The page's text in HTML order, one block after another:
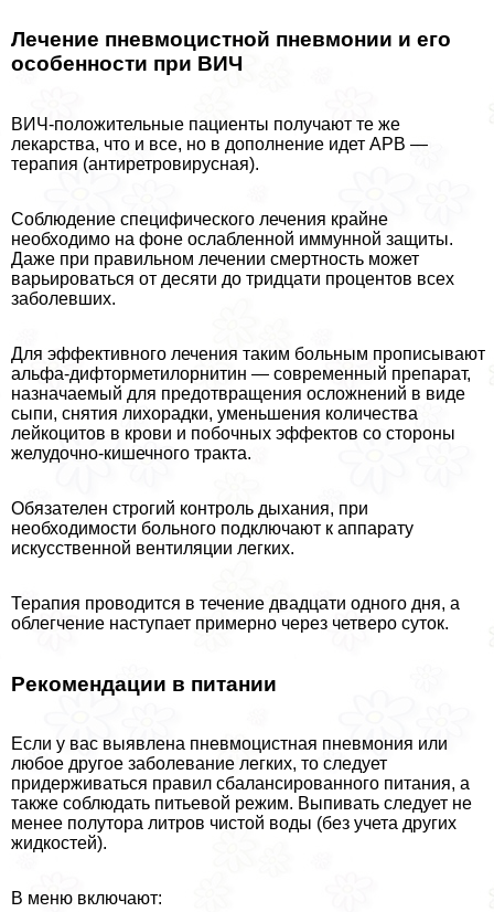
Лечение пневмоцистной пневмонии и его
особенности при ВИЧ
ВИЧ-положительные пациенты получают те же
лекарства, что и все, но в дополнение идет АРВ —
терапия (антиретровирусная).
Соблюдение специфического лечения крайне
необходимо на фоне ослабленной иммунной защиты.
Даже при правильном лечении cмepтность может
варьироваться от десяти до тридцати процентов всех
заболевших.
Для эффективного лечения таким больным прописывают
альфа-дифторметилорнитин — современный препарат,
назначаемый для предотвращения осложнений в виде
сыпи, снятия лихорадки, уменьшения количества
лейкоцитов в крови и побочных эффектов со стороны
желудочно-кишечного тpaкта.
Обязателен строгий контроль дыхания, при
необходимости больного подключают к аппарату
искусственной вентиляции легких.
Терапия проводится в течение двадцати одного дня, а
облегчение наступает примерно через четверо суток.
Рекомендации в питании
Если у вас выявлена пневмоцистная пневмония или
любое другое заболевание легких, то следует
придерживаться правил сбалансированного питания, а
также соблюдать питьевой режим. Выпивать следует не
менее полутора литров чистой воды (без учета других
жидкостей).
В меню включают: